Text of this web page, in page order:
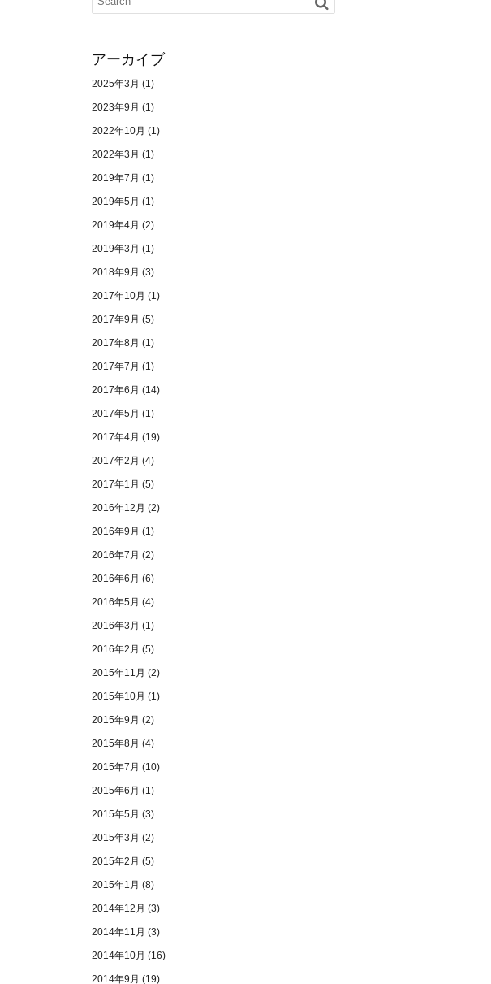
アーカイブ
2025年3月 (1)
2023年9月 (1)
2022年10月 (1)
2022年3月 (1)
2019年7月 (1)
2019年5月 (1)
2019年4月 (2)
2019年3月 (1)
2018年9月 (3)
2017年10月 (1)
2017年9月 (5)
2017年8月 (1)
2017年7月 (1)
2017年6月 (14)
2017年5月 (1)
2017年4月 (19)
2017年2月 (4)
2017年1月 (5)
2016年12月 (2)
2016年9月 (1)
2016年7月 (2)
2016年6月 (6)
2016年5月 (4)
2016年3月 (1)
2016年2月 (5)
2015年11月 (2)
2015年10月 (1)
2015年9月 (2)
2015年8月 (4)
2015年7月 (10)
2015年6月 (1)
2015年5月 (3)
2015年3月 (2)
2015年2月 (5)
2015年1月 (8)
2014年12月 (3)
2014年11月 (3)
2014年10月 (16)
2014年9月 (19)